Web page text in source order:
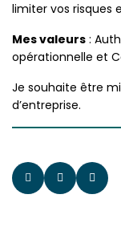
limiter vos risques
Mes valeurs :
opérationnelle et
Je souhaite être
d’entreprise.